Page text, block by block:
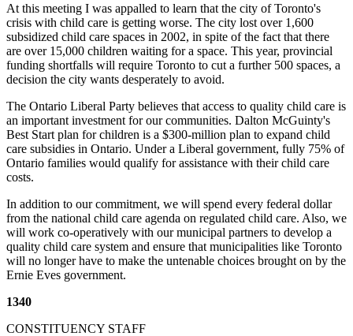
At this meeting I was appalled to learn that the city of Toronto's
crisis with child care is getting worse. The city lost over 1,600
subsidized child care spaces in 2002, in spite of the fact that there
are over 15,000 children waiting for a space. This year, provincial
funding shortfalls will require Toronto to cut a further 500 spaces, a
decision the city wants desperately to avoid.
The Ontario Liberal Party believes that access to quality child care is
an important investment for our communities. Dalton McGuinty's
Best Start plan for children is a $300-million plan to expand child
care subsidies in Ontario. Under a Liberal government, fully 75% of
Ontario families would qualify for assistance with their child care
costs.
In addition to our commitment, we will spend every federal dollar
from the national child care agenda on regulated child care. Also, we
will work co-operatively with our municipal partners to develop a
quality child care system and ensure that municipalities like Toronto
will no longer have to make the untenable choices brought on by the
Ernie Eves government.
1340
CONSTITUENCY STAFF